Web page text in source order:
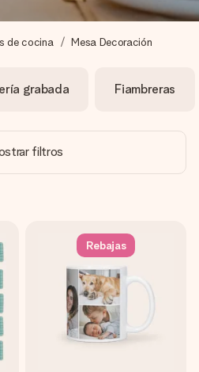
pasos – con su nombre, tu foto o
corazón. Sin complicaciones, solo
de cocina Mesa Decoración
grabada Fiambreras
filtros
Rebajas